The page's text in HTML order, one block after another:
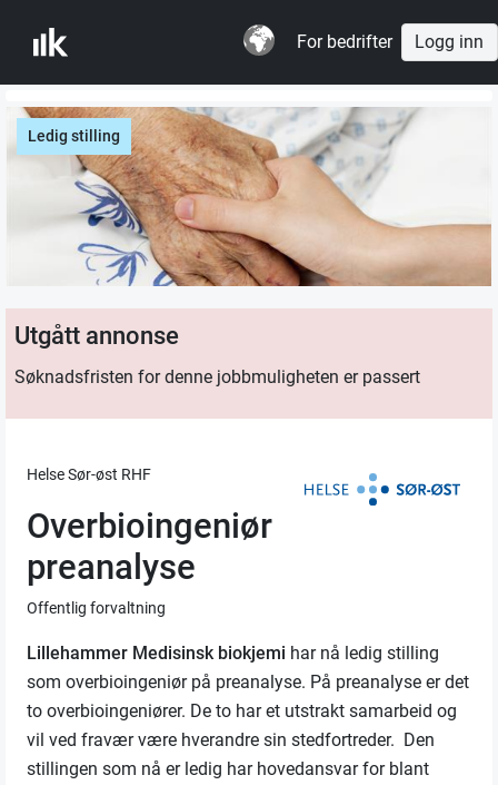
For bedrifter Logg inn
Ledig stilling
Utgått annonse
Søknadsfristen for denne jobbmuligheten er passert
Helse Sør-øst RHF
Overbioingeniør
preanalyse
Offentlig forvaltning
Lillehammer Medisinsk biokjemi har nå ledig stilling
som overbioingeniør på preanalyse. På preanalyse er det
to overbioingeniører. De to har et utstrakt samarbeid og
vil ved fravær være hverandre sin stedfortreder. Den
stillingen som nå er ledig har hovedansvar for blant